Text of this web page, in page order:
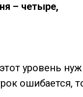
– четыре,
уровень
ошибается,